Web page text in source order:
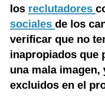
Tecnología
Club del Suscriptor
Mix
G de Gestión
los reclutadores
sociales de los
verificar que no
inapropiados que
una mala
excluidos en el